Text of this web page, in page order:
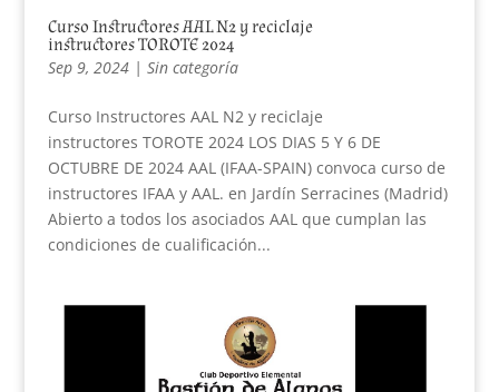
Curso Instructores AAL N2 y reciclaje
instructores TOROTE 2024
Sep 9, 2024| Sin categoría
Curso Instructores AAL N2 y reciclaje
instructores TOROTE 2024 LOS DIAS 5 Y 6 DE
OCTUBRE DE 2024 AAL (IFAA-SPAIN) convoca curso de
instructores IFAA y AAL. en Jardín Serracines (Madrid)
Abierto a todos los asociados AAL que cumplan las
condiciones de cualificación...